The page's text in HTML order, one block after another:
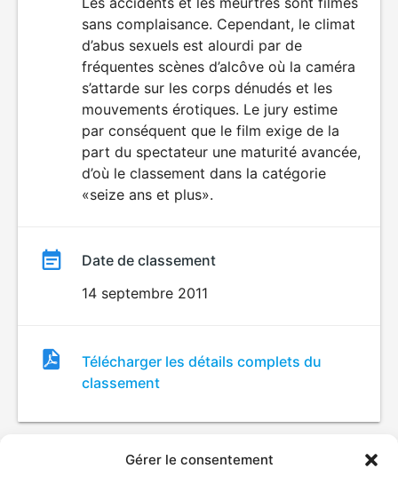
Gérer le consentement
VIOLENCE
ÉROTISME
sans complaisance. Cependant, le climat
d’abus sexuels est alourdi par de
fréquentes scènes d’alcôve où la caméra
s’attarde sur les corps dénudés et les
mouvements érotiques. Le jury estime
par conséquent que le film exige de la
part du spectateur une maturité avancée,
d’où le classement dans la catégorie
«seize ans et plus».
Date de classement
14 septembre 2011
Fichier
de
classement
Télécharger les détails complets du
classement